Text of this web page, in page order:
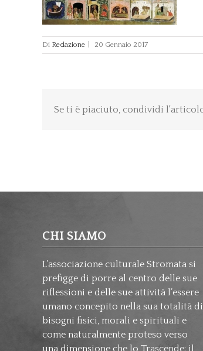
Di Redazione 20 Gennaio 2017
CHI SIAMO
L’associazione culturale Stromata si
prefigge di porre al centro delle sue
riflessioni e delle sue attività l’essere
umano concepito nella sua totalità di
bisogni fisici, morali e spirituali e
come naturalmente proteso verso
una dimensione che lo Trascende: il